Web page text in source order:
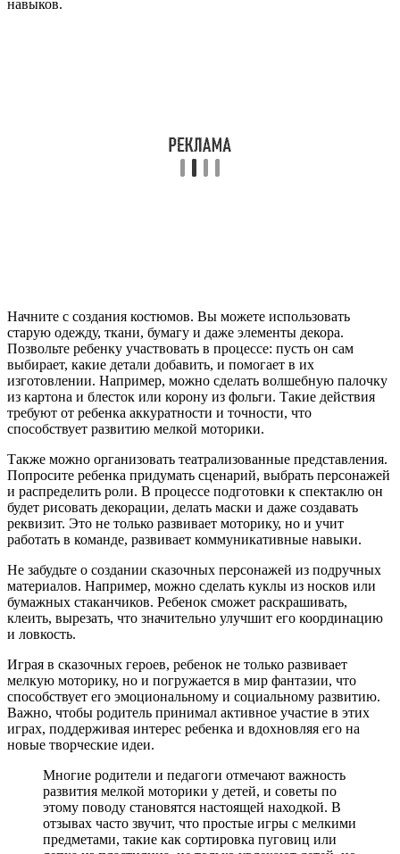
навыков.
Начните с создания костюмов. Вы можете использовать
старую одежду, ткани, бумагу и даже элементы декора.
Позвольте ребенку участвовать в процессе: пусть он сам
выбирает, какие детали добавить, и помогает в их
изготовлении. Например, можно сделать волшебную палочку
из картона и блесток или корону из фольги. Такие действия
требуют от ребенка аккуратности и точности, что
способствует развитию мелкой моторики.
Также можно организовать театрализованные представления.
Попросите ребенка придумать сценарий, выбрать персонажей
и распределить роли. В процессе подготовки к спектаклю он
будет рисовать декорации, делать маски и даже создавать
реквизит. Это не только развивает моторику, но и учит
работать в команде, развивает коммуникативные навыки.
Не забудьте о создании сказочных персонажей из подручных
материалов. Например, можно сделать куклы из носков или
бумажных стаканчиков. Ребенок сможет раскрашивать,
клеить, вырезать, что значительно улучшит его координацию
и ловкость.
Играя в сказочных героев, ребенок не только развивает
мелкую моторику, но и погружается в мир фантазии, что
способствует его эмоциональному и социальному развитию.
Важно, чтобы родитель принимал активное участие в этих
играх, поддерживая интерес ребенка и вдохновляя его на
новые творческие идеи.
Многие родители и педагоги отмечают важность
развития мелкой моторики у детей, и советы по
этому поводу становятся настоящей находкой. В
отзывах часто звучит, что простые игры с мелкими
предметами, такие как сортировка пуговиц или